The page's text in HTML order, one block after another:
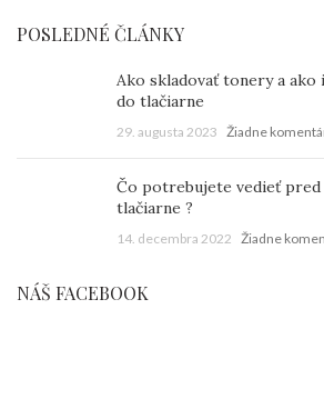
POSLEDNÉ ČLÁNKY
Ako skladovať tonery a
do tlačiarne
29. augusta 2023 Žiadne
Čo potrebujete vedieť
tlačiarne ?
14. decembra 2022 Žiadne
NÁŠ FACEBOOK